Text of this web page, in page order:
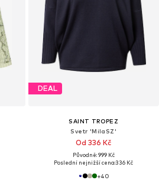
DEAL
SAINT TROPEZ
Svetr 'MilaSZ'
Od 336 Kč
Původně: 999 Kč
Poslední nejnižší cena:336 Kč
+40